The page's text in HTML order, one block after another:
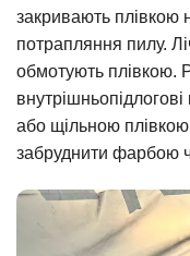
закривають плівкою
потрапляння пилу.
обмотують плівкою.
або щільною
забруднити фарбою